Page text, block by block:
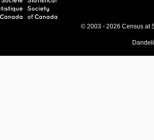
© 2003 - 2026 Census at